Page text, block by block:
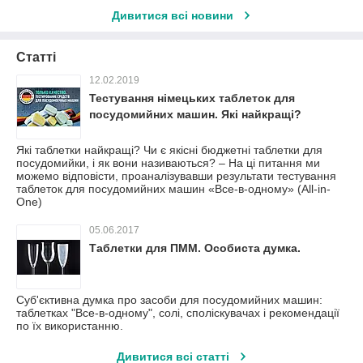
Дивитися всі новини
Статті
12.02.2019
Тестування німецьких таблеток для
посудомийних машин. Які найкращі?
Які таблетки найкращі? Чи є якісні бюджетні таблетки для
посудомийки, і як вони називаються? – На ці питання ми
можемо відповісти, проаналізувавши результати тестування
таблеток для посудомийних машин «Все-в-одному» (All-in-
One)
05.06.2017
Таблетки для ПММ. Особиста думка.
Суб'єктивна думка про засоби для посудомийних машин:
таблетках "Все-в-одному", солі, споліскувачах і рекомендації
по їх використанню.
Дивитися всі статті